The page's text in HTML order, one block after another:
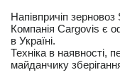
Напівпричіп
Компанія Cargovis є
в Україні.
Техніка в наявності,
майданчику